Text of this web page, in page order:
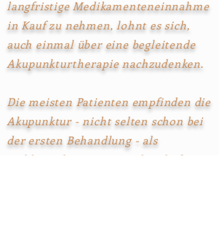
langfristige Medikamenteneinnahme
in Kauf zu nehmen, lohnt es sich,
auch einmal über eine begleitende
Akupunkturtherapie nachzudenken.
Die meisten Patienten empfinden die
Akupunktur - nicht selten schon bei
der ersten Behandlung - als
wohltuend, entspannend und oft